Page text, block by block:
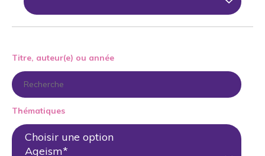
Titre, auteur(e) ou année
Thématiques